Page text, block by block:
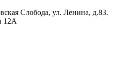
Слобода, ул. Ленина, д.83.
12A